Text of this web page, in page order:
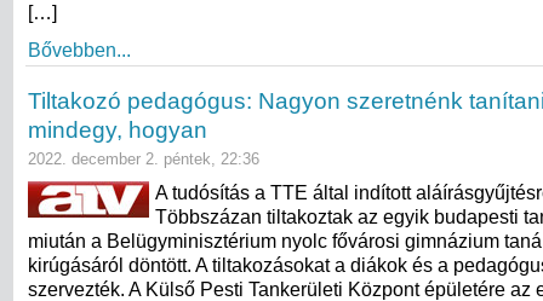
[…]
Bővebben...
Tiltakozó pedagógus: Nagyon szeretnénk
mindegy, hogyan
2022. december 2. péntek, 22:36
A tudósítás a TTE által indított
Többszázan tiltakoztak az egyik budapesti
miután a Belügyminisztérium nyolc fővárosi gimnázium
kirúgásáról döntött. A tiltakozásokat a diákok és a
szervezték. A Külső Pesti Tankerületi Központ épületére az